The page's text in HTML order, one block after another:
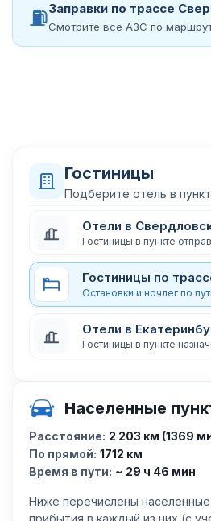
⛽Заправки по трассе
Смотрите все АЗС по
Гостиницы
Подберите отель в
Отели в
Гостиницы в пункте
Гостиницы по
Остановки и ночлег по
Отели в
Гостиницы в пункте
Населенные
Расстояние: 2 203 км (1369
По прямой: 1712 км
Время в пути: ~ 29 ч 46 мин
Ниже перечислены
прибытия в каждый из них (с